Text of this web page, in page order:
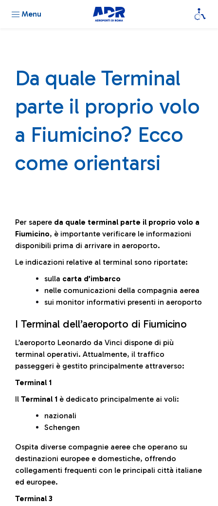
Menu
Da quale Terminal
parte il proprio volo
a Fiumicino? Ecco
come orientarsi
Per sapere da quale terminal parte il proprio volo a
Fiumicino, è importante verificare le informazioni
disponibili prima di arrivare in aeroporto.
Le indicazioni relative al terminal sono riportate:
sulla carta d’imbarco
nelle comunicazioni della compagnia aerea
sui monitor informativi presenti in aeroporto
I Terminal dell’aeroporto di Fiumicino
L’aeroporto Leonardo da Vinci dispone di più
terminal operativi. Attualmente, il traffico
passeggeri è gestito principalmente attraverso:
Terminal 1
Il Terminal 1 è dedicato principalmente ai voli:
nazionali
Schengen
Ospita diverse compagnie aeree che operano su
destinazioni europee e domestiche, offrendo
collegamenti frequenti con le principali città italiane
ed europee.
Terminal 3